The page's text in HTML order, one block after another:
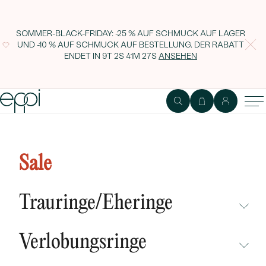
SOMMER-BLACK-FRIDAY: -25 % AUF SCHMUCK AUF LAGER
UND -10 % AUF SCHMUCK AUF BESTELLUNG. DER RABATT
ENDET IN 9T 2S 41M 26S ANSEHEN
Sale
Trauringe/Eheringe
NEUHEITEN
Verlobungsringe
Wahl Jixien